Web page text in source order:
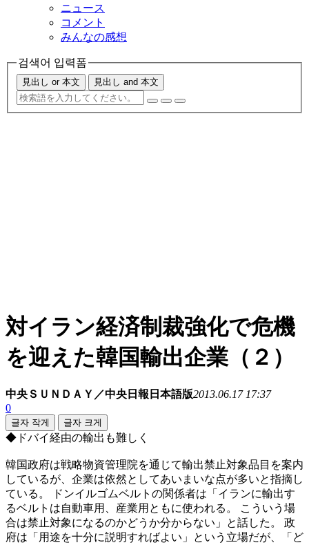
ニュース
コメント
みんなの感想
검색어 입력폼
見出し or 本文 見出し and 本文
対イラン経済制裁強化で危機
を迎えた韓国輸出企業（２）
中央ＳＵＮＤＡＹ／中央日報日本語版2013.06.17 17:37
0
글자 작게 글자 크게
◆ドバイ経由の輸出も難しく
韓国政府は戦略物資管理院を通じて輸出禁止対象品目を案内
しているが、企業は依然としてあいまいな点が多いと指摘し
ている。 ドンイルゴムベルトの関係者は「イランに輸出す
るベルトは自動車用、産業用ともに使われる。 こういう場
合は禁止対象になるのかどうか分からない」と話した。 政
府は「用途を十分に説明すればよい」という立場だが、「ど